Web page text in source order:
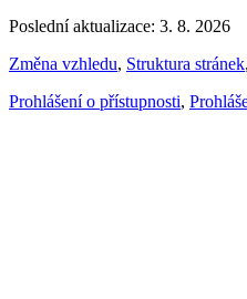
Poslední aktualizace: 3. 8. 2026
Změna vzhledu, Struktura stránek,
Prohlášení o přístupnosti,